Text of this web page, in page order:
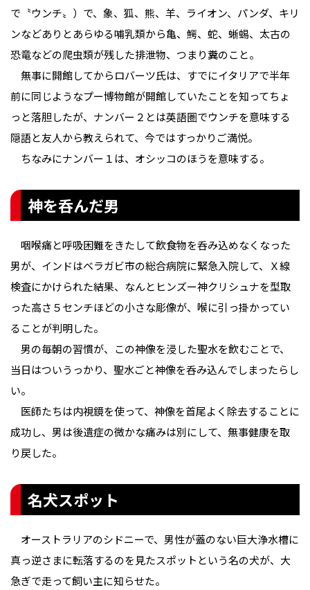
で〝ウンチ〟）で、象、狐、熊、羊、ライオン、パンダ、キリ
ンなどありとあらゆる哺乳類から亀、鰐、蛇、蜥蜴、太古の
恐竜などの爬虫類が残した排泄物、つまり糞のこと。
無事に開館してからロバーツ氏は、すでにイタリアで半年
前に同じようなプー博物館が開館していたことを知ってちょ
っと落胆したが、ナンバー２とは英語圏でウンチを意味する
隠語と友人から教えられて、今ではすっかりご満悦。
ちなみにナンバー１は、オシッコのほうを意味する。
神を呑んだ男
咽喉痛と呼吸困難をきたして飲食物を呑み込めなくなった
男が、インドはベラガビ市の総合病院に緊急入院して、Ｘ線
検査にかけられた結果、なんとヒンズー神クリシュナを型取
った高さ５センチほどの小さな彫像が、喉に引っ掛かってい
ることが判明した。
男の毎朝の習慣が、この神像を浸した聖水を飲むことで、
当日はついうっかり、聖水ごと神像を呑み込んでしまったらし
い。
医師たちは内視鏡を使って、神像を首尾よく除去することに
成功し、男は後遺症の微かな痛みは別にして、無事健康を取
り戻した。
名犬スポット
オーストラリアのシドニーで、男性が蓋のない巨大浄水槽に
真っ逆さまに転落するのを見たスポットという名の犬が、大
急ぎで走って飼い主に知らせた。